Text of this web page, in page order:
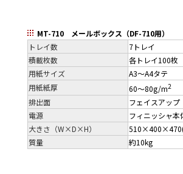
MT-710 メールボックス（DF-710用）
トレイ数
7トレイ
積載枚数
各トレイ100枚
用紙サイズ
A3～A4タテ
用紙紙厚
60～80g/m2
排出面
フェイスアップ
電源
フィニッシャ本
大きさ（W×D×H）
質量
約10kg